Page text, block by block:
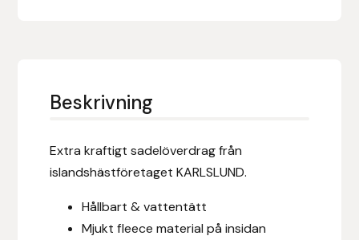
Beskrivning
Extra kraftigt sadelöverdrag från
islandshästföretaget KARLSLUND.
Hållbart & vattentätt
Mjukt fleece material på insidan
EQUES | KINGSLAND
Equipage